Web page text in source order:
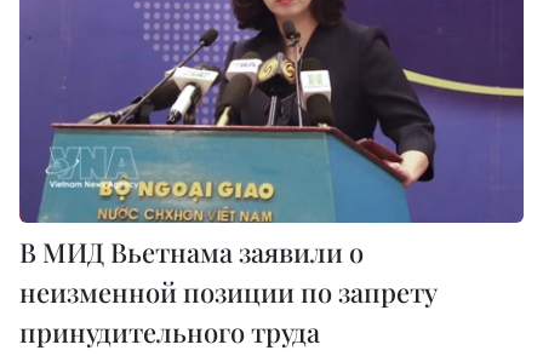
В МИД Вьетнама заявили о
неизменной позиции по запрету
принудительного труда